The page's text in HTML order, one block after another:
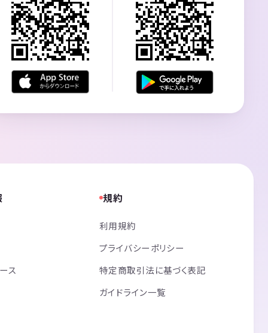
ス
規約
利用規約
プライバシーポリシー
特定商取引法に基づく表記
ガイドライン一覧